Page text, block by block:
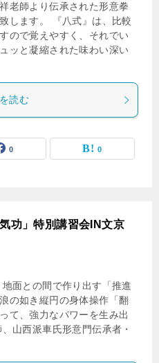
老師より伝承された形意拳
します。 『八式』は、比較
ので覚えやすく、それでい
ッと凝縮された味わい深い
読む
0 0
功」特別講習会IN文京
面との間で作り出す「推進
の如き縦円の身体操作「翻
て、強力なパワーを生み出
山西派車氏形意門伝承者・